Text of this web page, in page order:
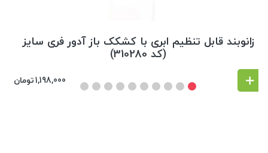
زانوبند قابل تنظیم ابری با کشکک باز آدور فری سایز
(کد 310280)
1,198,000تومان